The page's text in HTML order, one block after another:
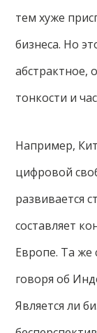
тем хуже
бизнеса. Но
абстрактное,
тонкости и
Например,
цифровой
развивается
составляет
Европе. Та
говоря об
Является ли